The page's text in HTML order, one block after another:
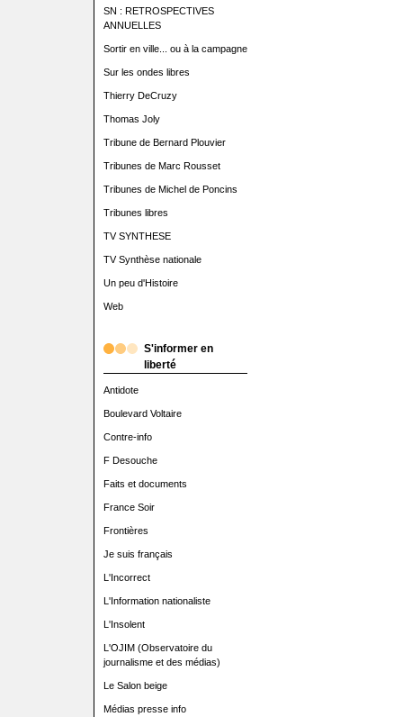
SN : RETROSPECTIVES
ANNUELLES
Sortir en ville... ou à la campagne
Sur les ondes libres
Thierry DeCruzy
Thomas Joly
Tribune de Bernard Plouvier
Tribunes de Marc Rousset
Tribunes de Michel de Poncins
Tribunes libres
TV SYNTHESE
TV Synthèse nationale
Un peu d'Histoire
Web
S'informer en
liberté
Antidote
Boulevard Voltaire
Contre-info
F Desouche
Faits et documents
France Soir
Frontières
Je suis français
L'Incorrect
L'Information nationaliste
L'Insolent
L'OJIM (Observatoire du
journalisme et des médias)
Le Salon beige
Médias presse info